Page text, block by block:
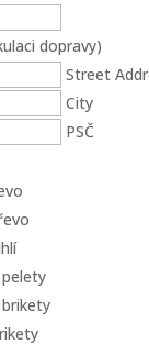
dopravy)
Street
City
PSČ